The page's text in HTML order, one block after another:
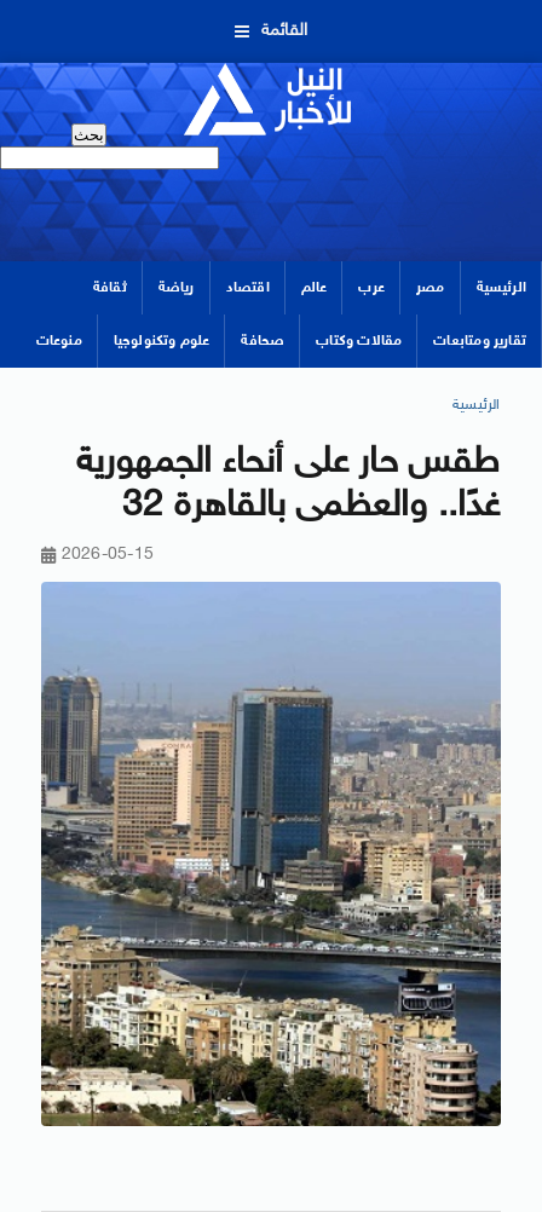
القائمة
الرئيسية مصر عرب عالم اقتصاد رياضة ثقافة
تقارير ومتابعات مقالات وكتاب صحافة علوم وتكنولوجيا منوعات
الرئيسية
طقس حار على أنحاء الجمهورية
غدًا.. والعظمى بالقاهرة 32
2026-05-15